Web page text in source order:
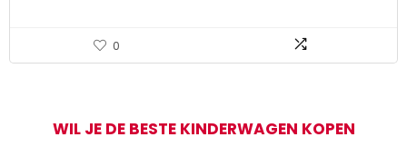
0
WIL JE DE BESTE KINDERWAGEN KOPEN